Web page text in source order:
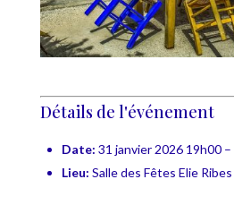
Détails de l'événement
Date: 31 janvier 2026 19h00–
Lieu: Salle des Fêtes Elie Ribes